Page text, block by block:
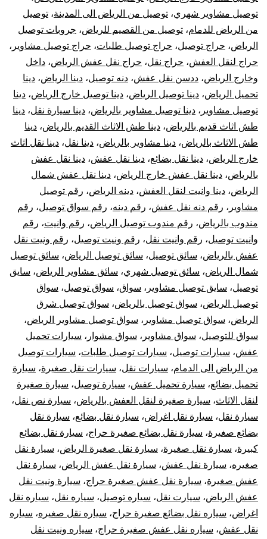
توصيل مشاوير شهري، توصيل من الرياض الى المدينة، توصيل
من الرياض للدمام، توصيل من القصيم للرياض، جروبات توصيل
الرياض، حراج توصيل، حراج توصيل طلبات، حراج توصيل مشاوير ،
حراج لنقل العفش، حراج نقل، حراج نقل عفش الرياض، داخل
وخارج الرياض، ددسن نقل عفش، دنه توصيل، دينا الرياض، دينا
تحميل الرياض، دينا توصيل الرياض، دينا توصيل خارج الرياض، دينا
توصيل مشاوير ، دينا توصيل مشاوير بالرياض، دينا سيارة نقل، دينا
طش اثاث قديم بالرياض، دينا طش الاثاث القديم بالرياض، دينا
طش الاثاث بالرياض، دينا مشاوير بالرياض، دينا نقل، دينا نقل اثاث
خارج الرياض، دينا نقل بضائع، دينا نقل عفش، دينا نقل عفش
بالرياض، دينا نقل عفش خارج الرياض، دينا نقل عفش شمال
الرياض، دينا وانيت لنقل العفش، دينه الرياض، رقم توصيل
مشاوير ، رقم دنه نقل عفش، رقم دينه، رقم سواق توصيل، رقم
مندوب بالرياض، رقم مندوب توصيل الرياض، رقم وانيت، رقم
وانيت توصيل، رقم وانيت نقل، رقم ونيت توصيل، رقم ونيت نقل
عفش بالرياض، سائق توصيل، سائق توصيل الرياض، سائق توصيل
شمال الرياض، سائق توصيل شهري، سائق مشاوير الرياض، سايق
توصيل، سايق توصيل مشاوير ، سواق، سواق توصيل، سواق
توصيل الرياض، سواق توصيل بالرياض، سواق توصيل شرق
الرياض، سواق توصيل مشاوير ، سواق توصيل مشاوير الرياض،
سواق للتوصيل، سواق مشاوير ، سواق مشوار ، سيارات تحميل
عفش، سيارات توصيل، سيارات توصيل طلبات، سيارات توصيل
من الرياض الى الدمام، سيارات نقل، سيارات نقل صغيرة، سيارة
تحميل بضائع، سيارة تحميل عفش، سيارة توصيل، سيارة صغيرة
لنقل الاثاث، سيارة صغيرة لنقل العفش بالرياض، سيارة نص نقل،
سيارة نقل، سيارة نقل اغراض، سيارة نقل بضائع، سيارة نقل
بضائع صغيرة، سيارة نقل بضائع صغيرة حراج، سيارة نقل بضائع
كبيرة، سيارة نقل صغيرة، سيارة نقل صغيرة الرياض، سيارة نقل
صغيره، سيارة نقل عفش، سيارة نقل عفش الرياض، سيارة نقل
عفش صغيرة، سيارة نقل عفش صغيرة حراج، سيارة ونيت نقل
عفش الرياض، سيارت نقل، سياره توصيل، سياره نقل، سياره نقل
اغراض، سياره نقل بضائع صغيرة حراج، سياره نقل صغيره، سياره
نقل عفش، سياره نقل عفش صغيرة حراج، سياره ونيت نقل